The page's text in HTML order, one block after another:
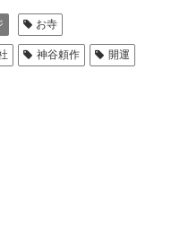
お寺
神谷頼作 開運